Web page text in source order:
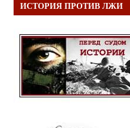
ИСТОРИЯ ПРОТИВ ЛЖИ